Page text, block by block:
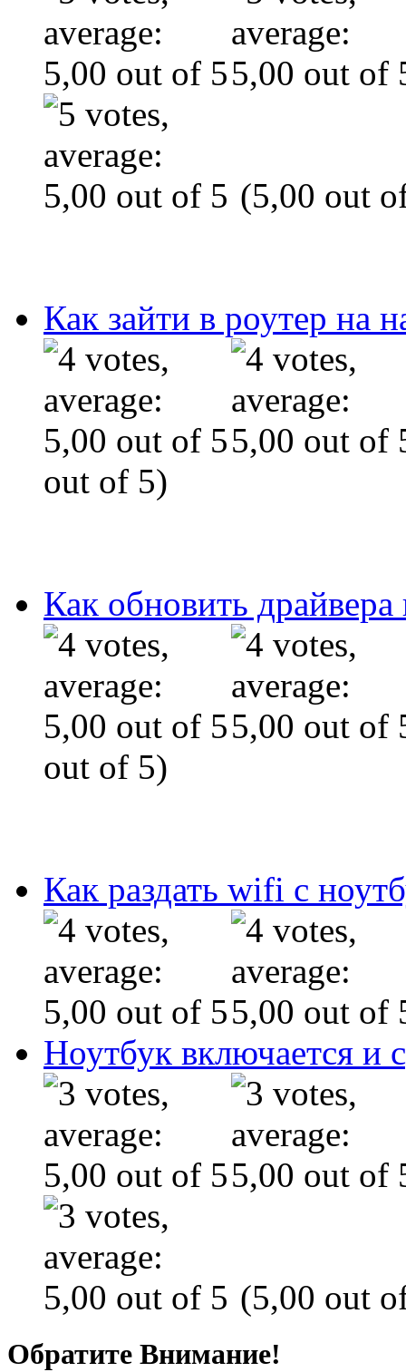
(5,00 out
Как зайти в роутер на
out of 5)
Как обновить драйвера
out of 5)
Как раздать wifi с
Ноутбук включается и
(5,00 out
Обратите Внимание!